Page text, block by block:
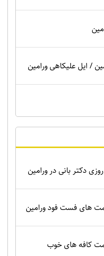
/ ایل علیکاهی ورامین
دکتر بانی در ورامین
های فست فود ورامین
کافه های خوب